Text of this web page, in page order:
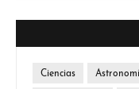
Ciencias